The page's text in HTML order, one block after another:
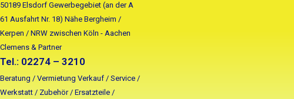
50189 Elsdorf Gewerbegebiet (an der A
61 Ausfahrt Nr. 18) Nähe Bergheim /
Kerpen / NRW zwischen Köln - Aachen
Clemens & Partner
Tel.: 02274 – 3210
Beratung / Vermietung Verkauf / Service /
Werkstatt / Zubehör / Ersatzteile /